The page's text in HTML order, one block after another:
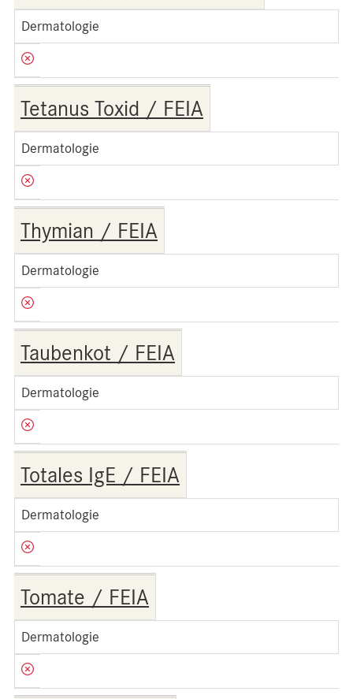
Dermatologie
Tetanus Toxid / FEIA
Dermatologie
Thymian / FEIA
Dermatologie
Taubenkot / FEIA
Dermatologie
Totales IgE / FEIA
Dermatologie
Tomate / FEIA
Dermatologie